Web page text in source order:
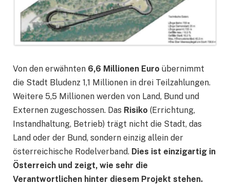
Von den erwähnten 6,6 Millionen Euro übernimmt
die Stadt Bludenz 1,1 Millionen in drei Teilzahlungen.
Weitere 5,5 Millionen werden von Land, Bund und
Externen zugeschossen. Das Risiko (Errichtung,
Instandhaltung, Betrieb) trägt nicht die Stadt, das
Land oder der Bund, sondern einzig allein der
österreichische Rodelverband. Dies ist einzigartig in
Österreich und zeigt, wie sehr die
Verantwortlichen hinter diesem Projekt stehen.